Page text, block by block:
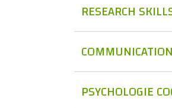
RESEARCH
PSYCHOLOGIE